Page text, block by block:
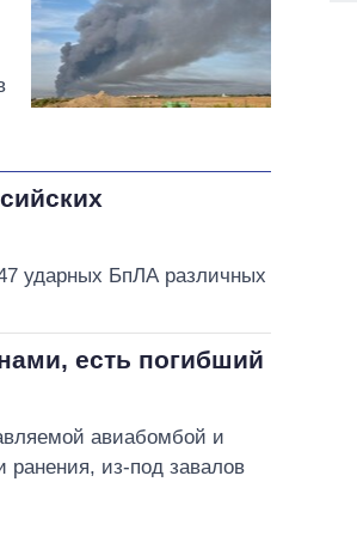
ударных БпЛА различных
есть погибший
авиабомбой и
из-под завалов